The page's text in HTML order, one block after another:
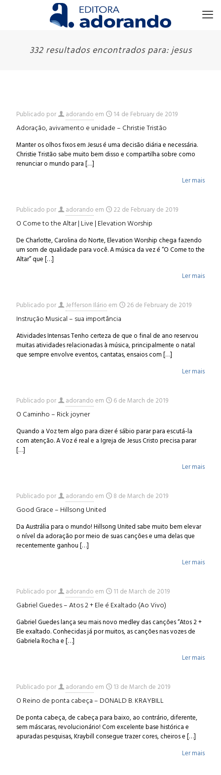
332 resultados encontrados para: jesus
Publicado por adorandoem 14 de February de 2019
Adoração, avivamento e unidade – Christie Tristão
Manter os olhos fixos em Jesus é uma decisão diária e necessária.
Christie Tristão sabe muito bem disso e compartilha sobre como
renunciar o mundo para[…]
Ler mais
Publicado por adorandoem 22 de February de 2019
O Come to the Altar | Live | Elevation Worship
De Charlotte, Carolina do Norte, Elevation Worship chega fazendo
um som de qualidade para você. A música da vez é “O Come to the
Altar” que[…]
Ler mais
Publicado por Jefferson Ilárioem 26 de February de 2019
Instrução Musical – sua importância
Atividades Intensas Tenho certeza de que o final de ano reservou
muitas atividades relacionadas à música, principalmente o natal
que sempre envolve eventos, cantatas, ensaios com[…]
Ler mais
Publicado por adorandoem 6 de March de 2019
O Caminho – Rick joyner
Quando a Voz tem algo para dizer é sábio parar para escutá-la
com atenção. A Voz é real e a Igreja de Jesus Cristo precisa parar
[…]
Ler mais
Publicado por adorandoem 8 de March de 2019
Good Grace – Hillsong United
Da Austrália para o mundo! Hillsong United sabe muito bem elevar
o nível da adoração por meio de suas canções e uma delas que
recentemente ganhou[…]
Ler mais
Publicado por adorandoem 11 de March de 2019
Gabriel Guedes – Atos 2 + Ele é Exaltado (Ao Vivo)
Gabriel Guedes lança seu mais novo medley das canções “Atos 2 +
Ele exaltado. Conhecidas já por muitos, as canções nas vozes de
Gabriela Rocha e[…]
Ler mais
Publicado por adorandoem 13 de March de 2019
O Reino de ponta cabeça – DONALD B. KRAYBILL
De ponta cabeça, de cabeça para baixo, ao contrário, diferente,
sem máscaras, revolucionário! Com excelente base histórica e
apuradas pesquisas, Kraybill consegue trazer cores, cheiros e[…]
Ler mais